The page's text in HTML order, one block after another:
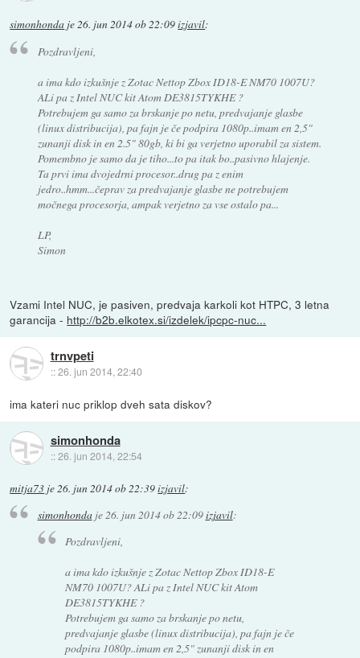
simonhonda je26. jun 2014 ob 22:09izjavil:
Pozdravljeni,
a ima kdo izkušnje z Zotac Nettop Zbox ID18-E NM70 1007U?
ALi pa z Intel NUC kit Atom DE3815TYKHE ?
Potrebujem ga samo za brskanje po netu, predvajanje glasbe
(linux distribucija), pa fajn je če podpira 1080p..imam en 2,5"
zunanji disk in en 2.5" 80gb, ki bi ga verjetno uporabil za sistem.
Pomembno je samo da je tiho...to pa itak bo..pasivno hlajenje.
Ta prvi ima dvojedrni procesor..drug pa z enim
jedro..hmm...čeprav za predvajanje glasbe ne potrebujem
močnega procesorja, ampak verjetno za vse ostalo pa...
LP,
Simon
Vzami Intel NUC, je pasiven, predvaja karkoli kot HTPC, 3 letna
garancija - http://b2b.elkotex.si/izdelek/ipcpc-nuc...
trnvpeti
::26. jun 2014, 22:40
ima kateri nuc priklop dveh sata diskov?
simonhonda
::26. jun 2014, 22:54
mitja73 je26. jun 2014 ob 22:39izjavil:
simonhondaje26. jun 2014 ob 22:09izjavil:
Pozdravljeni,
a ima kdo izkušnje z Zotac Nettop Zbox ID18-E
NM70 1007U? ALi pa z Intel NUC kit Atom
DE3815TYKHE ?
Potrebujem ga samo za brskanje po netu,
predvajanje glasbe (linux distribucija), pa fajn je če
podpira 1080p..imam en 2,5" zunanji disk in en